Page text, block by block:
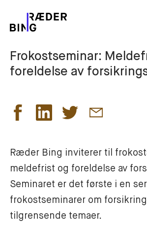
Frokostseminar:
foreldelse av
Ræder Bing inviterer til
meldefrist og foreldelse av
Seminaret er det første i en
frokostseminarer om
tilgrensende temaer.